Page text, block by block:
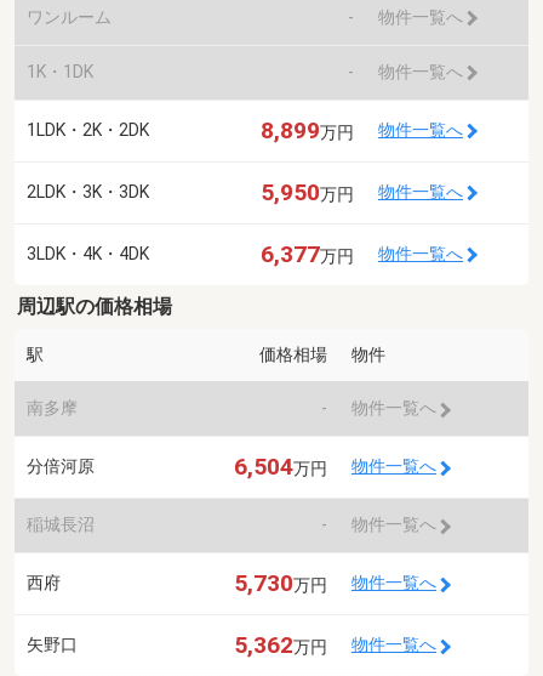
ワンルーム - 物件一覧へ
1K・1DK - 物件一覧へ
1LDK・2K・2DK 8,899万円 物件一覧へ
2LDK・3K・3DK 5,950万円 物件一覧へ
3LDK・4K・4DK 6,377万円 物件一覧へ
周辺駅の価格相場
駅 価格相場 物件
南多摩 - 物件一覧へ
分倍河原 6,504万円 物件一覧へ
稲城長沼 - 物件一覧へ
西府 5,730万円 物件一覧へ
矢野口 5,362万円 物件一覧へ